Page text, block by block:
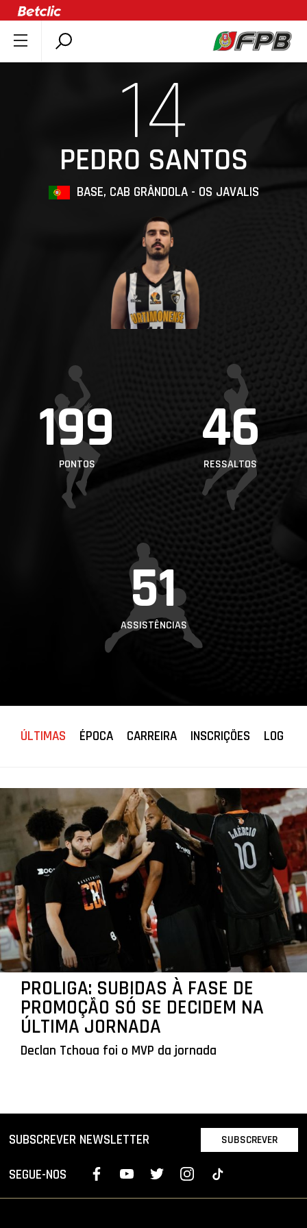
SOBRE A FPB
ASSOCIAÇÕES
CLUBES
MINIBASQUETE
ÁREA TÉCNICA
MASCULINA
LIGA BETCLIC
FEMININA
14
BASE, CAB GRÂNDOLA - OS JAVALIS
PEDRO SANTOS
199
PONTOS
46
RESSALTOS
51
ASSISTÊNCIAS
ÚLTIMAS ÉPOCA CARREIRA INSCRIÇÕES LOG
PROLIGA: SUBIDAS À FASE DE
PROMOÇÃO SÓ SE DECIDEM NA
ÚLTIMA JORNADA
Declan Tchoua foi o MVP da jornada
SUBSCREVER NEWSLETTER SUBSCREVER
SEGUE-NOS